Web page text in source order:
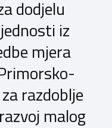
dodjelu
iz
mjera
razdoblje
malog